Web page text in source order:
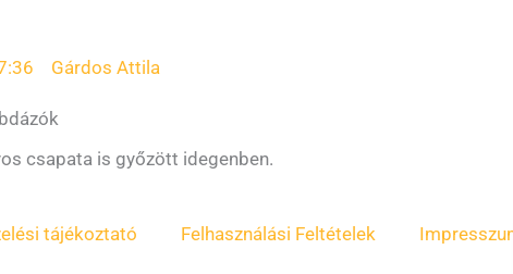
Gárdos Attila
csapata is győzött idegenben.
tájékoztató Felhasználási Feltételek